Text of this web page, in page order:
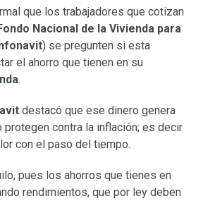
que los trabajadores que cotizan
Nacional de la Vivienda para
) se pregunten si esta
el ahorro que tienen en su
.
destacó que ese dinero genera
protegen contra la inflación; es decir
con el paso del tiempo.
pues los ahorros que tienes en
rendimientos, que por ley deben